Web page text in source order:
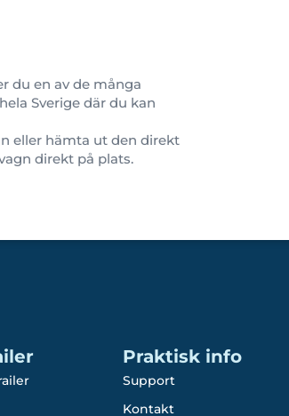
du en av de många
Sverige där du kan
eller hämta ut den direkt
direkt på plats.
Praktisk info
Support
Kontakt